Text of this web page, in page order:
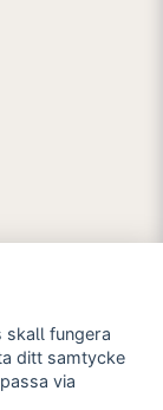
skall fungera
ditt samtycke
via